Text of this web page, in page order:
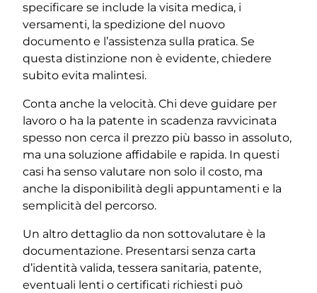
specificare se include la visita medica, i
versamenti, la spedizione del nuovo
documento e l’assistenza sulla pratica. Se
questa distinzione non è evidente, chiedere
subito evita malintesi.
Conta anche la velocità. Chi deve guidare per
lavoro o ha la patente in scadenza ravvicinata
spesso non cerca il prezzo più basso in assoluto,
ma una soluzione affidabile e rapida. In questi
casi ha senso valutare non solo il costo, ma
anche la disponibilità degli appuntamenti e la
semplicità del percorso.
Un altro dettaglio da non sottovalutare è la
documentazione. Presentarsi senza carta
d’identità valida, tessera sanitaria, patente,
eventuali lenti o certificati richiesti può